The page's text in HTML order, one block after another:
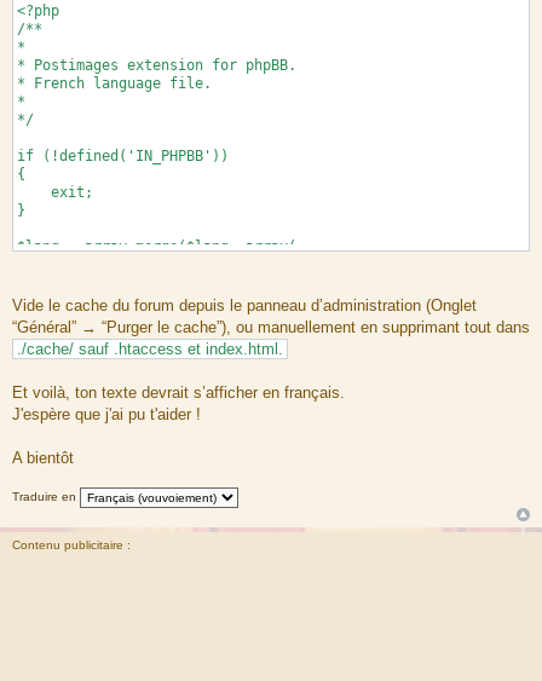
<?php
/**
*
* Postimages extension for phpBB.
* French language file.
*
*/
if (!defined('IN_PHPBB'))
{
exit;
}
$lang = array_merge($lang, array(
'POSTIMAGES_ADD_IMAGE' => 'Insérer une image',
'POSTIMAGES_UPLOAD_URL' => 'URL de l’image',
'POSTIMAGES_SELECT_IMAGE' => 'Choisir une image',
));
Vide le cache du forum depuis le panneau d’administration (Onglet
“Général” → “Purger le cache”), ou manuellement en supprimant tout dans
./cache/ sauf .htaccess et index.html.
Et voilà, ton texte devrait s’afficher en français.
J'espère que j'ai pu t'aider !
A bientôt
Traduire en
Contenu publicitaire :